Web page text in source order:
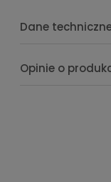
Dane
Opinie o